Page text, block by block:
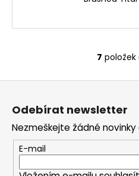
í
7
Odebírat newsletter
Nezmeškejte žádné novinky
E-mail